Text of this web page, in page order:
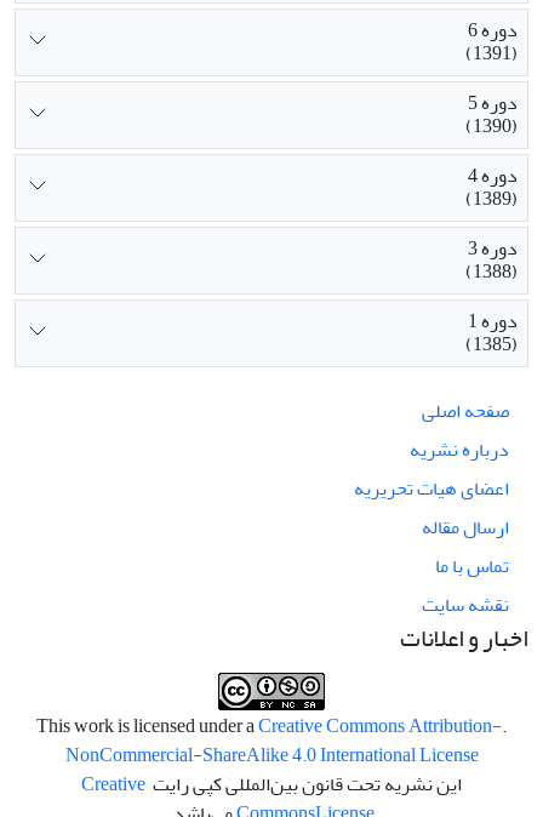
دوره 6
(1391)
دوره 5
(1390)
دوره 4
(1389)
دوره 3
(1388)
دوره 1
(1385)
صفحه اصلی
درباره نشریه
اعضای هیات تحریریه
ارسال مقاله
تماس با ما
نقشه سایت
اخبار و اعلانات
.This work is licensed under a
Creative Commons Attribution-
NonCommercial-ShareAlike 4.0 International License
این نشریه تحت قانون بین‌المللی کپی رایت Creative